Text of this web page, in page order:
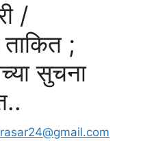
/
ताकित ;
सुचना